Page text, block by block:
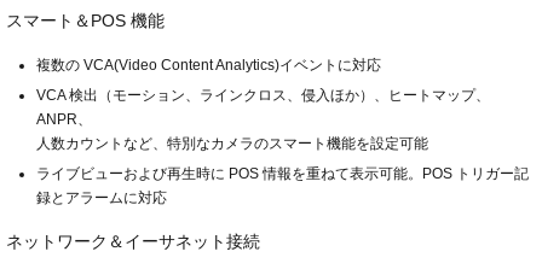
スマート＆POS 機能
複数の VCA(Video Content Analytics)イベントに対応
VCA 検出（モーション、ラインクロス、侵入ほか）、ヒートマップ、
ANPR、
人数カウントなど、特別なカメラのスマート機能を設定可能
ライブビューおよび再生時に POS 情報を重ねて表示可能。POS トリガー記
録とアラームに対応
ネットワーク＆イーサネット接続